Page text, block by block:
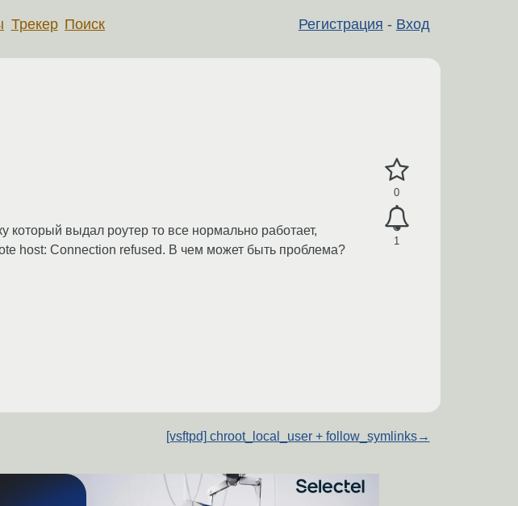
Регистрация - Вход
Трекер Поиск
0
1
который выдал роутер то все нормально работает,
host: Connection refused. В чем может быть проблема?
[vsftpd] chroot_local_user + follow_symlinks→